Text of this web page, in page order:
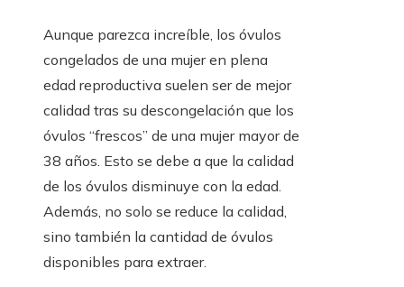
Aunque parezca increíble, los óvulos
congelados de una mujer en plena
edad reproductiva suelen ser de mejor
calidad tras su descongelación que los
óvulos “frescos” de una mujer mayor de
38 años. Esto se debe a que la calidad
de los óvulos disminuye con la edad.
Además, no solo se reduce la calidad,
sino también la cantidad de óvulos
disponibles para extraer.